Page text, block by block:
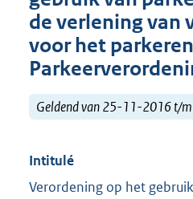
de verlening van
voor het parkeren
Geldend van 25-11-2016 t/m
Intitulé
Verordening op het